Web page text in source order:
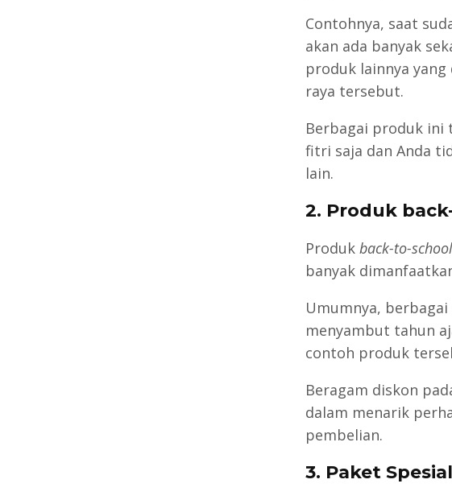
Contohnya, saat
akan ada banyak
produk lainnya
raya tersebut.
Berbagai produk ini
fitri saja dan Anda
lain.
2. Produk
Produk back-to-school
banyak
Umumnya,
menyambut tahun
contoh produk
Beragam diskon
dalam menarik
pembelian.
3. Paket Spesial